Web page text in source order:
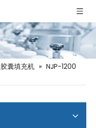
囊填充机 » NJP-1200